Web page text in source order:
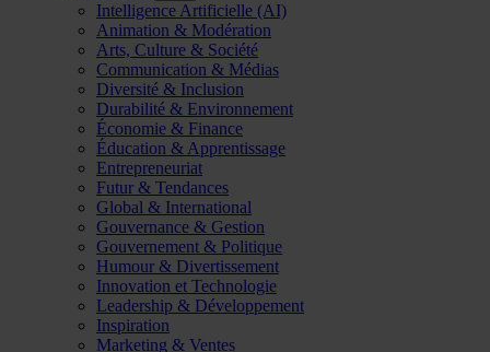
Intelligence Artificielle (AI)
Animation & Modération
Arts, Culture & Société
Communication & Médias
Diversité & Inclusion
Durabilité & Environnement
Économie & Finance
Éducation & Apprentissage
Entrepreneuriat
Futur & Tendances
Global & International
Gouvernance & Gestion
Gouvernement & Politique
Humour & Divertissement
Innovation et Technologie
Leadership & Développement
Inspiration
Marketing & Ventes